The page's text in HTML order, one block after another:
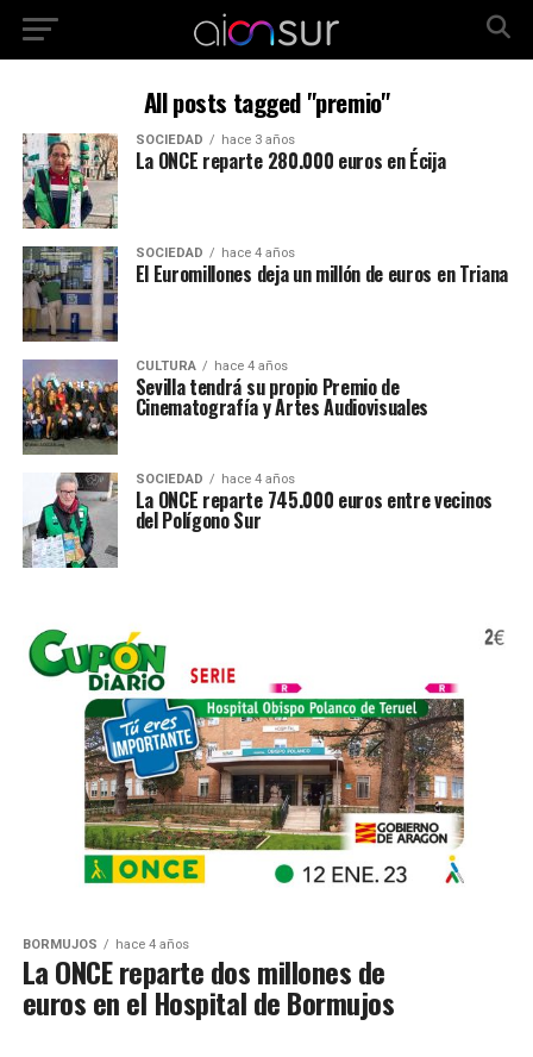
All posts tagged "premio"
SOCIEDAD hace 3 años
La ONCE reparte 280.000 euros en Écija
SOCIEDAD hace 4 años
El Euromillones deja un millón de euros en Triana
CULTURA hace 4 años
Sevilla tendrá su propio Premio de
Cinematografía y Artes Audiovisuales
SOCIEDAD hace 4 años
La ONCE reparte 745.000 euros entre vecinos
del Polígono Sur
BORMUJOS hace 4 años
La ONCE reparte dos millones de
euros en el Hospital de Bormujos